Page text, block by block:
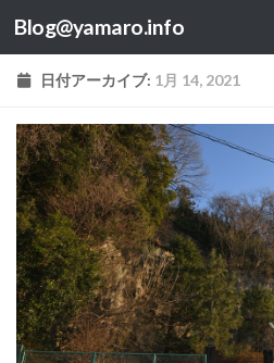
コンテンツへスキップ
Blog@yamaro.info
日付アーカイブ: 1月 14, 2021